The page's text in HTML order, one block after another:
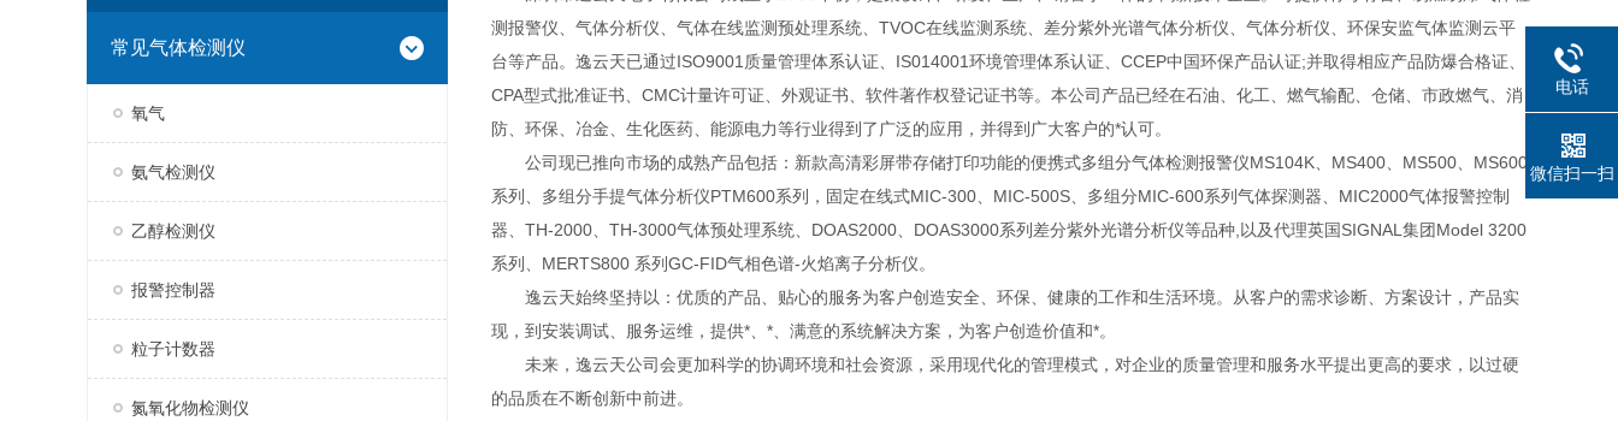
常见气体检测仪
氧气
氨气检测仪
乙醇检测仪
报警控制器
粒子计数器
氮氧化物检测仪
测报警仪、气体分析仪、气体在线监测预处理系统、TVOC在线监测系统、差分紫外光谱气体分析仪、气体分析仪、环保安监气体监测云平
台等产品。逸云天已通过ISO9001质量管理体系认证、IS014001环境管理体系认证、CCEP中国环保产品认证;并取得相应产品防爆合格证、
CPA型式批准证书、CMC计量许可证、外观证书、软件著作权登记证书等。本公司产品已经在石油、化工、燃气输配、仓储、市政燃气、消
防、环保、冶金、生化医药、能源电力等行业得到了广泛的应用，并得到广大客户的*认可。
公司现已推向市场的成熟产品包括：新款高清彩屏带存储打印功能的便携式多组分气体检测报警仪MS104K、MS400、MS500、MS600
系列、多组分手提气体分析仪PTM600系列，固定在线式MIC-300、MIC-500S、多组分MIC-600系列气体探测器、MIC2000气体报警控制
器、TH-2000、TH-3000气体预处理系统、DOAS2000、DOAS3000系列差分紫外光谱分析仪等品种,以及代理英国SIGNAL集团Model 3200
系列、MERTS800 系列GC-FID气相色谱-火焰离子分析仪。
逸云天始终坚持以：优质的产品、贴心的服务为客户创造安全、环保、健康的工作和生活环境。从客户的需求诊断、方案设计，产品实
现，到安装调试、服务运维，提供*、*、满意的系统解决方案，为客户创造价值和*。
未来，逸云天公司会更加科学的协调环境和社会资源，采用现代化的管理模式，对企业的质量管理和服务水平提出更高的要求，以过硬
的品质在不断创新中前进。
电话
微信扫一扫